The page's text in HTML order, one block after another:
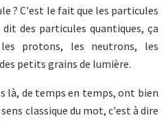
? C'est le fait que les particules
des particules quantiques, ça
protons, les neutrons, les
petits grains de lumière.
là, de temps en temps, ont bien
classique du mot, c'est à dire